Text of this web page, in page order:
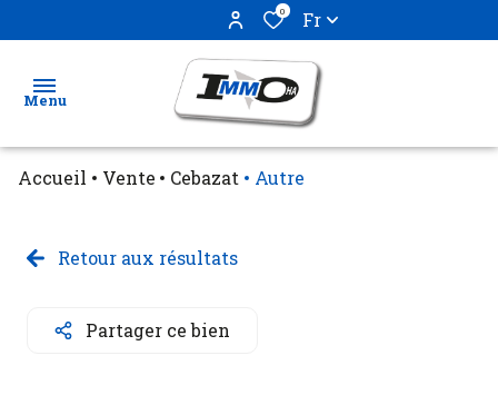
0 Fr
Menu
Locations
vendus
Accueil Vente Cebazat Autre
Retour aux résultats
Partager ce bien